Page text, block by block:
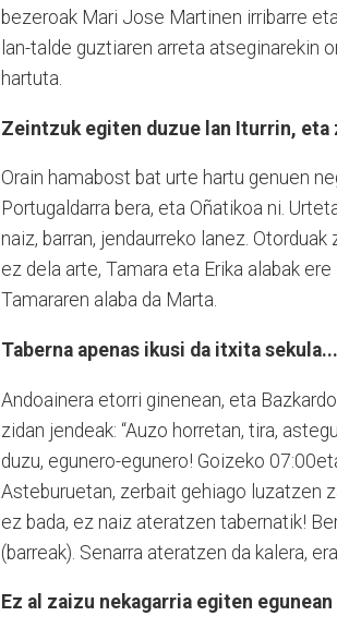
bezeroak Mari Jose Martinen irribarre
lan-talde guztiaren arreta atseginarekin
hartuta.
Zeintzuk egiten duzue lan Iturrin,
Orain hamabost bat urte hartu genuen
Portugaldarra bera, eta Oñatikoa ni.
naiz, barran, jendaurreko lanez.
ez dela arte, Tamara eta Erika alabak
Tamararen alaba da Marta.
Taberna apenas ikusi da itxita sekula...
Andoainera etorri ginenean, eta
zidan jendeak: “Auzo horretan, tira,
duzu, egunero-egunero! Goizeko
Asteburuetan, zerbait gehiago luzatzen
ez bada, ez naiz ateratzen tabernatik!
(barreak). Senarra ateratzen da kalera,
Ez al zaizu nekagarria egiten